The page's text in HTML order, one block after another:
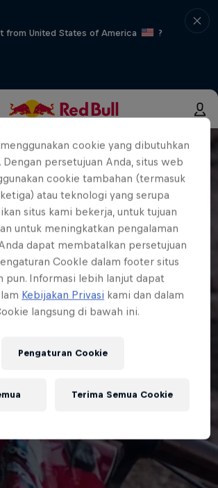
from United States of America
?
cookie yang dibutuhkan
Dengan persetujuan Anda, situs web
cookie tambahan (termasuk
atau teknologi yang serupa
situs kami bekerja, untuk tujuan
untuk meningkatkan pengalaman
dapat membatalkan persetujuan
CookIe dalam footer situs
pun. Informasi lebih lanjut dapat
Kebijakan Privasi kami dan dalam
langsung di bawah ini.
Pengaturan Cookie
Terima Semua Cookie